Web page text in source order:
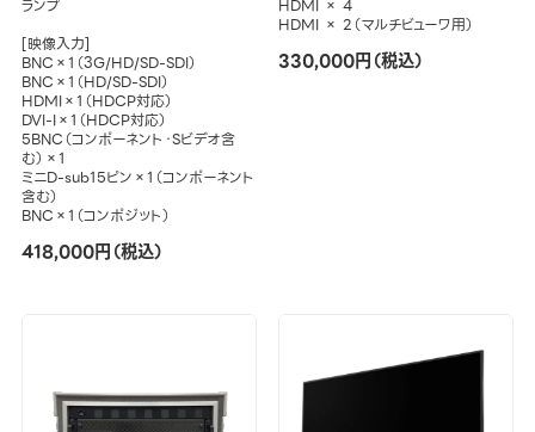
ランプ
[映像入力]
BNC×1（3G/HD/SD-SDI）
BNC×1（HD/SD-SDI）
HDMI×1（HDCP対応）
DVI-I×1（HDCP対応）
5BNC（コンポーネント・Sビデオ含
む）×1
ミニD-sub15ピン×1（コンポーネント
含む）
BNC×1（コンポジット）
418,000円（税込）
HDMI × 4
HDMI × 2（マルチビューワ用）
330,000円（税込）